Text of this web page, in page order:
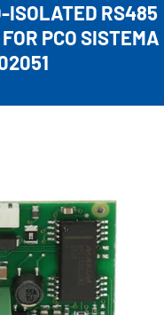
ISOLATED RS485
PCO SISTEMA